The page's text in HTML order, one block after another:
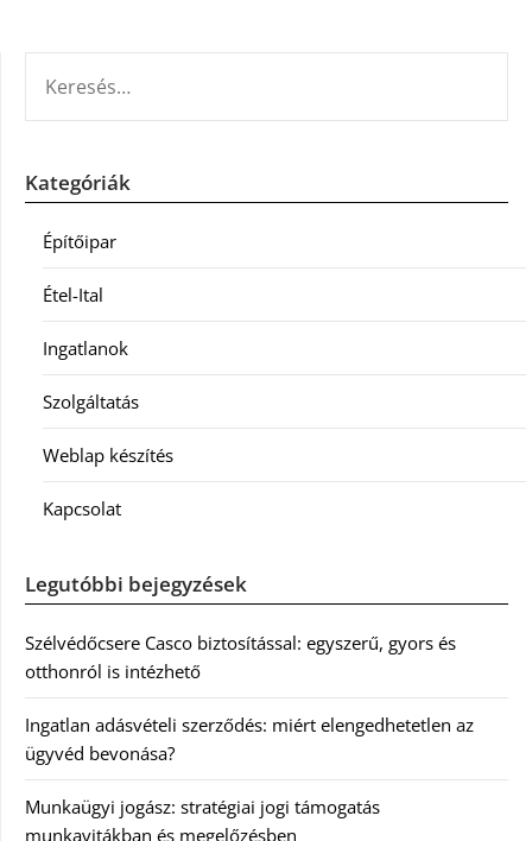
Kategóriák
Építőipar
Étel-Ital
Ingatlanok
Szolgáltatás
Weblap készítés
Kapcsolat
Legutóbbi bejegyzések
Szélvédőcsere Casco biztosítással: egyszerű, gyors és
otthonról is intézhető
Ingatlan adásvételi szerződés: miért elengedhetetlen az
ügyvéd bevonása?
Munkaügyi jogász: stratégiai jogi támogatás
munkavitákban és megelőzésben